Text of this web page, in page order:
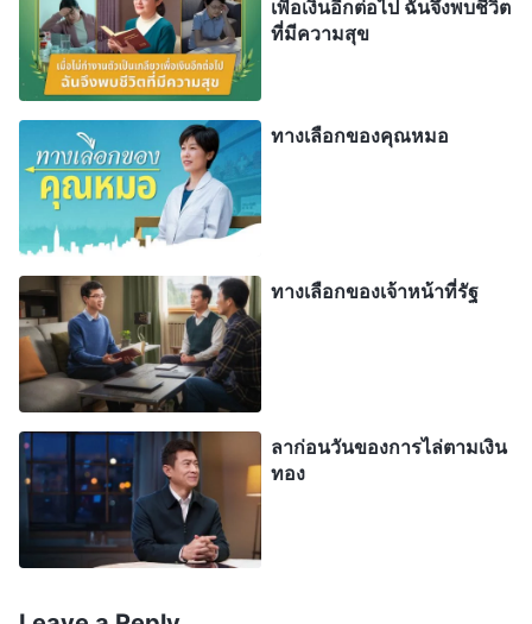
จริง และเธอก็ตื่นเต้นมาก ทุ่มเทให้กับงานนี้เกินร้อย
เปอร์เซ็นต์เลย
ในช่วงต้นฤดูใบไม้ร่วง โรงเรียนได้ต้อนรับนักเรียนรุ่น
ใหม่ และบรรยากาศในโรงเรียนก็เต็มไปด้วยเสียงพูด
คุยและเสียงหัวเราะอย่างสนุกสนาน อันหรานเดินหน้า
นิ่วไปยังอาคารเรียนอย่างกระฉับกระเฉง พร้อมหอบ
สมุดการบ้านกองโต เธอคิดกับตัวเองว่า “การแข่งขัน
ระหว่างห้องเรียนในโรงเรียนนี้ดุเดือดเป็นพิเศษ
คะแนนสอบของครูแต่ละห้องกลายเป็นหัวข้อสนทนา
ของบรรดาผู้นำและผู้อำนวยการ ฉันไม่มีประสบการณ์
การในการสอนเลย ตอนที่ฉันเพิ่งเข้ามา ห้องเรียนที่ฉัน
สอนมีคะแนนแย่ที่สุดในระดับชั้น หากฉันต้องการให้
พวกเด็กๆ ตามห้องอื่นทัน ฉันจะต้องทุ่มเททั้งเวลาและ
ความพยามยามให้มากขึ้นไปอีก” อันหรานตัดสินใจว่า
เพื่อเงินอีกต่อไป ฉันจึงพบชีวิต
ที่มีความสุข
ทางเลือกของคุณหมอ
ทางเลือกของเจ้าหน้าที่รัฐ
ลาก่อนวันของการไล่ตามเงิน
ทอง